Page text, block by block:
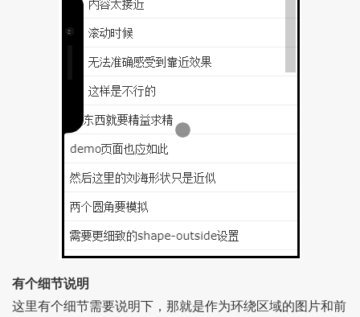
有个细节说明
这里有个细节需要说明下，那就是作为环绕区域的图片和前